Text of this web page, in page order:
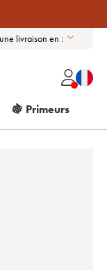
livraison en :
🍇 Primeurs